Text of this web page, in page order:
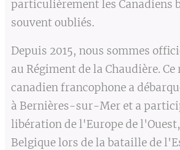
particulièrement les Canadiens
souvent oubliés.
Depuis 2015, nous sommes
au Régiment de la Chaudière.
canadien francophone a
à Bernières-sur-Mer et a
libération de l'Europe de
Belgique lors de la bataille de